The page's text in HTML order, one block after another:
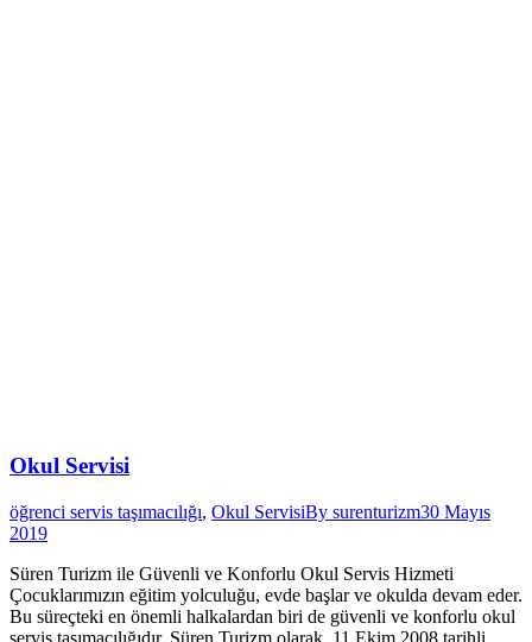
Okul Servisi
öğrenci servis taşımacılığı, Okul ServisiBy surenturizm30 Mayıs
2019
Süren Turizm ile Güvenli ve Konforlu Okul Servis Hizmeti
Çocuklarımızın eğitim yolculuğu, evde başlar ve okulda devam eder.
Bu süreçteki en önemli halkalardan biri de güvenli ve konforlu okul
servis taşımacılığıdır. Süren Turizm olarak, 11 Ekim 2008 tarihli